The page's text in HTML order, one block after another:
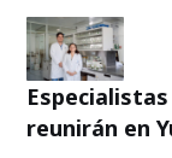
reunirán en